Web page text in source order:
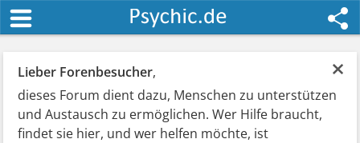
×
Lieber Forenbesucher,
dieses Forum dient dazu, Menschen zu unterstützen
und Austausch zu ermöglichen. Wer Hilfe braucht,
findet sie hier, und wer helfen möchte, ist